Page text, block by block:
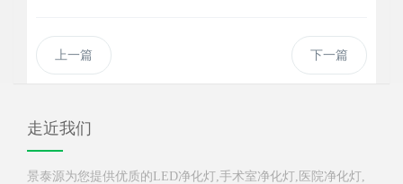
上一篇 下一篇
走近我们
景泰源为您提供优质的LED净化灯,手术室净化灯,医院净化灯,